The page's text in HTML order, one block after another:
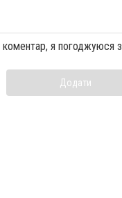
я погоджуюся з
Додати